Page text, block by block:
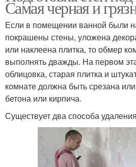
Самая черная и
Если в помещении ванной были
покрашены стены, уложена
или наклеена плитка, то обмер
выполнять дважды. На первом
облицовка, старая плитка и
комнате должна быть срезана
бетона или кирпича.
Существует два способа